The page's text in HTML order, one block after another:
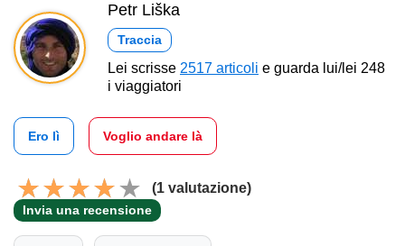
Petr Liška
Traccia
Lei scrisse 2517 articoli e guarda lui/lei 248
i viaggiatori
Ero lì Voglio andare là
(1 valutazione)
Invia una recensione